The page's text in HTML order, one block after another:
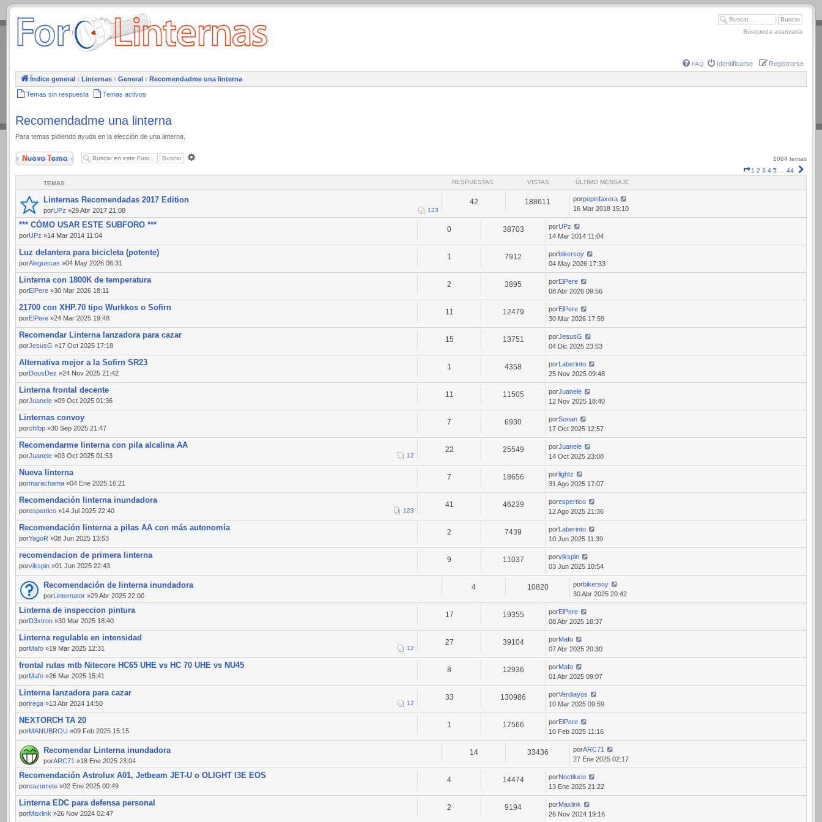
.
Búsqueda avanzada
FAQ Identificarse Registrarse
Índice general ‹ Linternas ‹ General ‹ Recomendadme una linterna
Temas sin respuesta Temas activos
Recomendadme una linterna
Para temas pidiendo ayuda en la elección de una linterna.
Nuevo Tema
1084 temas
Página
1 2 3 4 5 44
TEMAS RESPUESTAS VISTAS ÚLTIMO MENSAJE
Linternas Recomendadas 2017 Edition
porUPz »29 Abr 2017 21:08 123
42 188611 porpepinfaxera
16 Mar 2018 15:10
*** CÓMO USAR ESTE SUBFORO ***
porUPz »14 Mar 2014 11:04
0 38703 porUPz
14 Mar 2014 11:04
Luz delantera para bicicleta (potente)
porAleguscas »04 May 2026 06:31
1 7912 porbikersoy
04 May 2026 17:33
Linterna con 1800K de temperatura
porElPere »30 Mar 2026 18:11
2 3895 porElPere
08 Abr 2026 09:56
21700 con XHP.70 tipo Wurkkos o Sofirn
porElPere »24 Mar 2025 19:48
11 12479 porElPere
30 Mar 2026 17:59
Recomendar Linterna lanzadora para cazar
porJesusG »17 Oct 2025 17:18
15 13751 porJesusG
04 Dic 2025 23:53
Alternativa mejor a la Sofirn SR23
porDousDez »24 Nov 2025 21:42
1 4358 porLaberinto
25 Nov 2025 09:48
Linterna frontal decente
porJuanele »09 Oct 2025 01:36
11 11505 porJuanele
12 Nov 2025 18:40
Linternas convoy
porchfbp »30 Sep 2025 21:47
7 6930 porSonan
17 Oct 2025 12:57
Recomendarme linterna con pila alcalina AA
porJuanele »03 Oct 2025 01:53 12
22 25549 porJuanele
14 Oct 2025 23:08
Nueva linterna
pormarachama »04 Ene 2025 16:21
7 18656 porlightz
31 Ago 2025 17:07
Recomendación linterna inundadora
porespertico »14 Jul 2025 22:40 123
41 46239 porespertico
12 Ago 2025 21:36
Recomendación linterna a pilas AA con más autonomía
porYagoR »08 Jun 2025 13:53
2 7439 porLaberinto
10 Jun 2025 11:39
recomendacion de primera linterna
porvikspin »01 Jun 2025 22:43
9 11037 porvikspin
03 Jun 2025 10:54
Recomendación de linterna inundadora
porLinternator »29 Abr 2025 22:00
4 10820 porbikersoy
30 Abr 2025 20:42
Linterna de inspeccion pintura
porD3xtron »30 Mar 2025 18:40
17 19355 porElPere
08 Abr 2025 18:37
Linterna regulable en intensidad
porMafo »19 Mar 2025 12:31 12
27 39104 porMafo
07 Abr 2025 20:30
frontal rutas mtb Nitecore HC65 UHE vs HC 70 UHE vs NU45
porMafo »26 Mar 2025 15:41
8 12936 porMafo
01 Abr 2025 09:07
Linterna lanzadora para cazar
porirega »13 Abr 2024 14:50 12
33 130986 porVerdiayos
10 Mar 2025 09:59
NEXTORCH TA 20
porMANUBROU »09 Feb 2025 15:15
1 17566 porElPere
10 Feb 2025 11:16
Recomendar Linterna inundadora
porARC71 »18 Ene 2025 23:04
14 33436 porARC71
27 Ene 2025 02:17
Recomendación Astrolux A01, Jetbeam JET-U o OLIGHT I3E EOS
porcazurrete »02 Ene 2025 00:49
4 14474 porNoctiluco
13 Ene 2025 21:22
Linterna EDC para defensa personal
porMaxlink »26 Nov 2024 02:47
2 9194 porMaxlink
26 Nov 2024 19:16